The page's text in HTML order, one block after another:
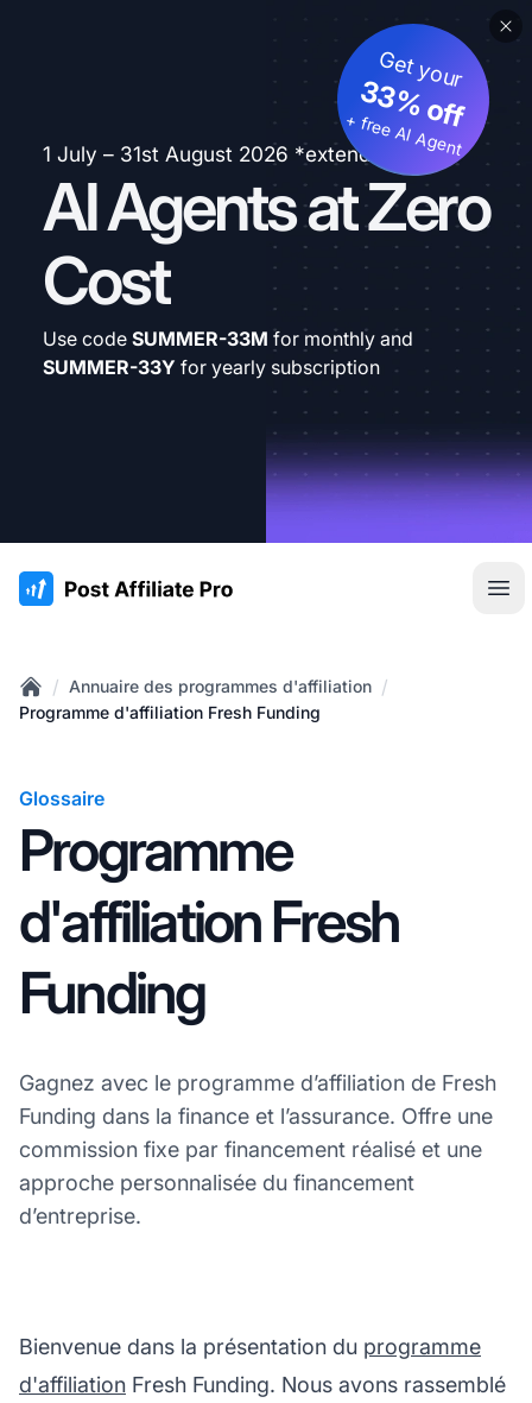
1 July – 31st August 2026 *extended
AI Agents at Zero
Cost
Get your
33% off
+ free AI Agent
Use code SUMMER-33M for monthly and
SUMMER-33Y for yearly subscription
:site.title
Home
/ Annuaire des programmes d'affiliation /
Programme d'affiliation Fresh Funding
Glossaire
Programme
d'affiliation Fresh
Funding
Gagnez avec le programme d’affiliation de Fresh
Funding dans la finance et l’assurance. Offre une
commission fixe par financement réalisé et une
approche personnalisée du financement
d’entreprise.
Bienvenue dans la présentation du programme
d'affiliation Fresh Funding. Nous avons rassemblé